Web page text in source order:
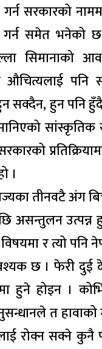
गर्न सरकारको
समेत भनेको छ
सिमानाको
पनि
हुन सक्दैन, हुन पनि
सांस्कृतिक
।
तीनवटै अंग
असन्तुलन उत्पन्न
र त्यो पनि
छ । फेरी
हुने होइन ।
त हावाको
रोक्न सक्ने कुनै